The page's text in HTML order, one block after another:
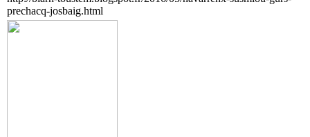
prechacq-josbaig.html